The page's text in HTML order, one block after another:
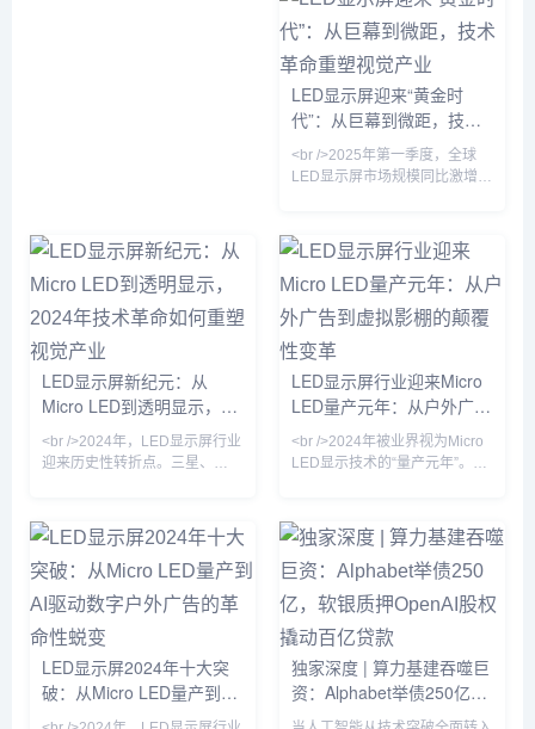
相继宣布Micro LED芯片良率突
破99.99%，像素点间距进入
P0.3以下微米级时代。这意味
着，LED显示屏首次能在保持无
缝拼接优势的同时，实现堪比
OLED的对比度与色彩表现，且
指出，Micro LED的量
LED显示屏迎来“黄金时
代”：从巨幕到微距，技术
革命重塑视觉产业
<br />2025年第一季度，全球
LED显示屏市场规模同比激增
广告牌的全面升级与影视虚拟制
作棚的井喷式扩张。在纽约时代
广场，一块面积超过2000平方
米的裸眼3D LED屏刚刚刷新了
吉尼斯世界纪录；而在好莱坞，
超过60%的绿幕影棚已替换为
LED虚拟背景墙。业内分析师指
出，LED显示屏正从“显示工具”
进化为“空间交互媒介”，其单位
面积产值较五年
LED显示屏新纪元：从
Micro LED到透明显示，
2024年技术革命如何重塑
视觉产业
<br />2024年，LED显示屏行业
迎来历史性转折点。三星、
关键节点，而苹果手表率先采用
Micro LED面板的消息更让整个
产业链沸腾。据《华尔街日报》
获得的供应链数据，Micro LED
芯片成本在过去12个月中下降
了42%，远超行业年初预测的
25%。这意味着，曾经被视为
“天价”的Micro LED电视，零售
价有望在2025年降至
LED显示屏行业迎来Micro
LED量产元年：从户外广告
到虚拟影棚的颠覆性变革
<br />2024年被业界视为Micro
LED显示技术的“量产元年”。最
星、苹果、京东方等头部厂商的
Micro LED生产线已实现小批量
出货。与传统的LCD和OLED相
比，Micro LED在亮度、响应速
度和功耗方面具有压倒性优势，
尤其是在户外强光环境下，其亮
度可达20000nit以上，且寿命超
过100000小时。业内分析师指
出，今年
LED显示屏2024年十大突
破：从Micro LED量产到AI
驱动数字户外广告的革命性
独家深度 | 算力基建吞噬巨
资：Alphabet举债250亿，
软银质押OpenAI股权撬动